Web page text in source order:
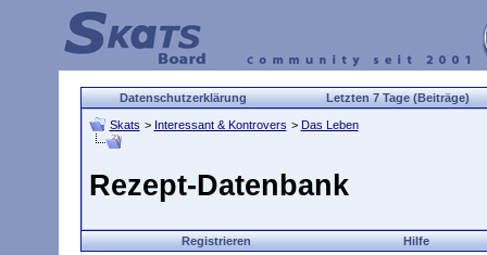
Datenschutzerklärung Letzten 7 Tage (Beiträge)
Skats > Interessant & Kontrovers > Das Leben
Rezept-Datenbank
Registrieren Hilfe